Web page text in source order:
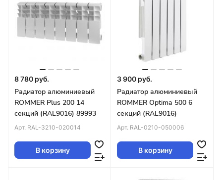
8 780 руб.
Радиатор алюминиевый
ROMMER Plus 200 14
секций (RAL9016) 89993
Арт. RAL-3210-020014
В корзину
3 900 руб.
Радиатор алюминиевый
ROMMER Optima 500 6
секций (RAL9016)
Арт. RAL-0210-050006
В корзину